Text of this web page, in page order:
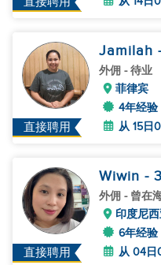
直接聘用
Jamilah
外佣 - 待业
菲律宾
4年经验
从 15日
直接聘用
Wiwin -
外佣 - 曾在
印度尼
6年经验
从 04日